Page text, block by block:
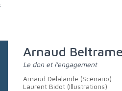
Arnaud Beltrame
Le don et l'engagement
Arnaud Delalande (Scénario)
Laurent Bidot (Illustrations)